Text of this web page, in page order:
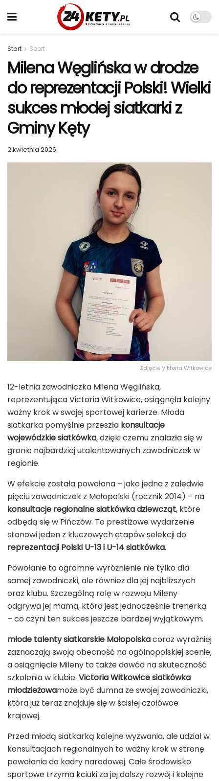
Start Sport
Milena Węglińska w drodze
do reprezentacji Polski! Wielki
sukces młodej siatkarki z
Gminy Kęty
2 kwietnia 2026
Zdjęcie Viktoria Witkowice
12-letnia zawodniczka Milena Węglińska,
reprezentującaVictoria Witkowice, osiągnęła kolejny
ważny krok w swojej sportowej karierze. Młoda
siatkarka pomyślnie przeszła konsultacje
wojewódzkie siatkówka, dzięki czemu znalazła się w
gronie najbardziej utalentowanych zawodniczek w
regionie.
W efekcie została powołana – jako jedna z zaledwie
pięciu zawodniczek z Małopolski (rocznik 2014) – na
konsultacje regionalne siatkówka dziewcząt, które
odbędą się w Pińczów. To prestiżowe wydarzenie
stanowi jeden z kluczowych etapów selekcji do
reprezentacji Polski U-13 i U-14 siatkówka.
Powołanie to ogromne wyróżnienie nie tylko dla
samej zawodniczki, ale również dla jej najbliższych
oraz klubu. Szczególną rolę w rozwoju Mileny
odgrywa jej mama, która jest jednocześnie trenerką
– co czyni ten sukces jeszcze bardziej wyjątkowym.
młode talenty siatkarskie Małopolskacoraz wyraźniej
zaznaczają swoją obecność na ogólnopolskiej scenie,
a osiągnięcie Mileny to także dowód na skuteczność
szkolenia w klubie. Victoria Witkowice siatkówka
młodzieżowamoże być dumna ze swojej zawodniczki,
która już teraz znajduje się w ścisłej czołówce
krajowej.
Przed młodą siatkarką kolejne wyzwania, ale udział w
konsultacjach regionalnych to ważny krok w stronę
powołania do kadry narodowej. Całe środowisko
sportowe trzyma kciuki za jej dalszy rozwój i kolejne